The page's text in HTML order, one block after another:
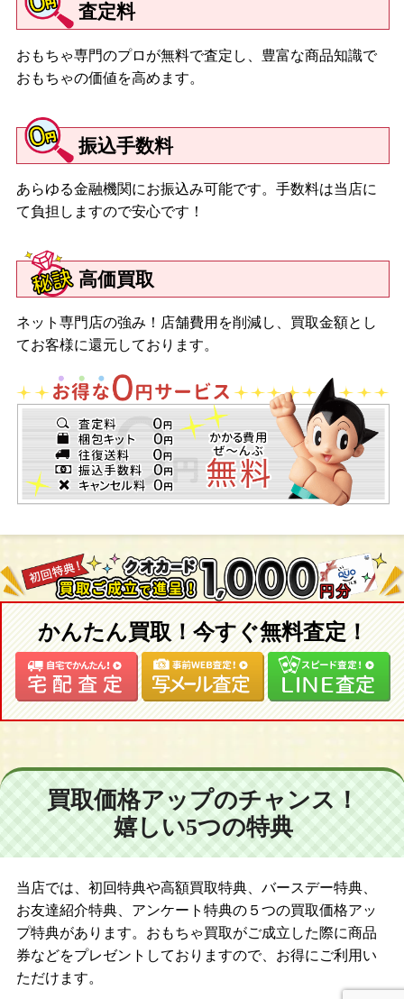
査定料
おもちゃ専門のプロが無料で査定し、豊富な商品知識で
おもちゃの価値を高めます。
振込手数料
あらゆる金融機関にお振込み可能です。手数料は当店に
て負担しますので安心です！
高価買取
ネット専門店の強み！店舗費用を削減し、買取金額とし
てお客様に還元しております。
かんたん買取！今すぐ無料査定！
買取価格アップのチャンス！
嬉しい5つの特典
当店では、初回特典や高額買取特典、バースデー特典、
お友達紹介特典、アンケート特典の５つの買取価格アッ
プ特典があります。おもちゃ買取がご成立した際に商品
券などをプレゼントしておりますので、お得にご利用い
ただけます。